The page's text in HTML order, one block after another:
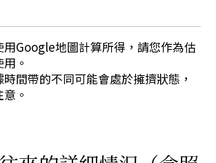
Google地圖計算所得，請您作為估
。
間帶的不同可能會處於擁擠狀態，
。